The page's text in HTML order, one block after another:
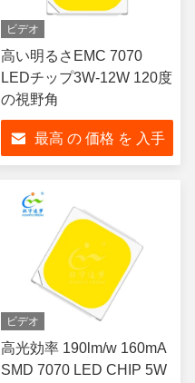
ビデオ
高い明るさEMC 7070
LEDチップ3W-12W 120度
の視野角
最高 の 価格 を 入手
ビデオ
高光効率 190lm/w 160mA
SMD 7070 LED CHIP 5W